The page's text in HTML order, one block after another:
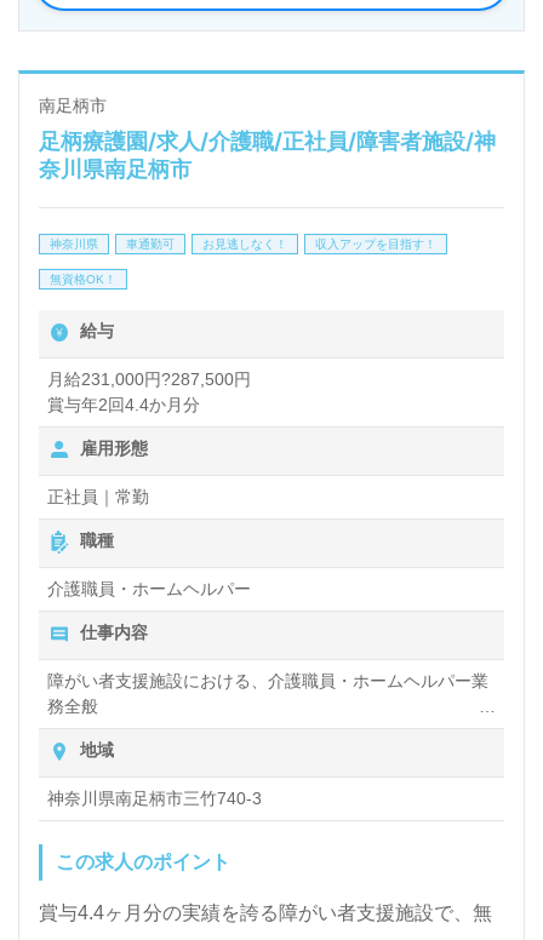
す。ICT機器（見守りセンサー、ナースコール、介護
記録ソフトなど）を積極的に導入しており、最新のテ
クノロジーを活用した効率的なケア提供が可能です。
将来的に経営幹部を目指す方や、転職を通じて新たな
ャンスです。施設の運営に携わりながら、成長を加速
の管理職専任紹介コンサルタントからご案内しますの
で、ぜひお気軽にお問い合わせください。
医療や福祉業界での正社員やパートの求人をお探しの
方も、ウィルオブ介護がサポートします。転職相談や
求人紹介、年収交渉などのサービスは完全無料で提供
しており、非公開求人も取り扱っています。あなたの
キャリアを支えるプロと共に、理想の職場を見つける
お手伝いをさせていただきます。お問い合わせをお待
ちしております。
南足柄市
足柄療護園/求人/介護職/正社員/障害者施設/神
奈川県南足柄市
神奈川県 車通勤可 お見逃しなく！ 収入アップを目指す！
無資格OK！
給与
月給231,000円?287,500円
賞与年2回4.4か月分
雇用形態
正社員｜常勤
職種
介護職員・ホームヘルパー
仕事内容
障がい者支援施設における、介護職員・ホームヘルパー業
務全般
入浴や排せつ、食事などの身体的サポート、買い物や掃
除、洗濯など日常生活のサポートなど
地域
神奈川県南足柄市三竹740-3
この求人のポイント
賞与4.4ヶ月分の実績を誇る障がい者支援施設で、無